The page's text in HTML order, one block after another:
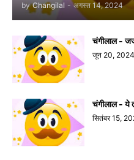
by Changilal - अगस्त 14, 2024
चंगीलाल -
जून 20, 2024
चंगीलाल - ये
सितंबर 15,